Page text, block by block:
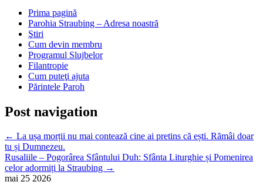
Prima pagină
Parohia Straubing – Adresa noastră
Ştiri
Cum devin membru
Programul Slujbelor
Filantropie
Cum puteţi ajuta
Părintele Paroh
Post navigation
← La ușa morții nu mai contează cine ai pretins că ești. Rămâi doar
tu și Dumnezeu.
Rusaliile – Pogorârea Sfântului Duh: Sfânta Liturghie și Pomenirea
celor adormiți la Straubing →
mai 25 2026